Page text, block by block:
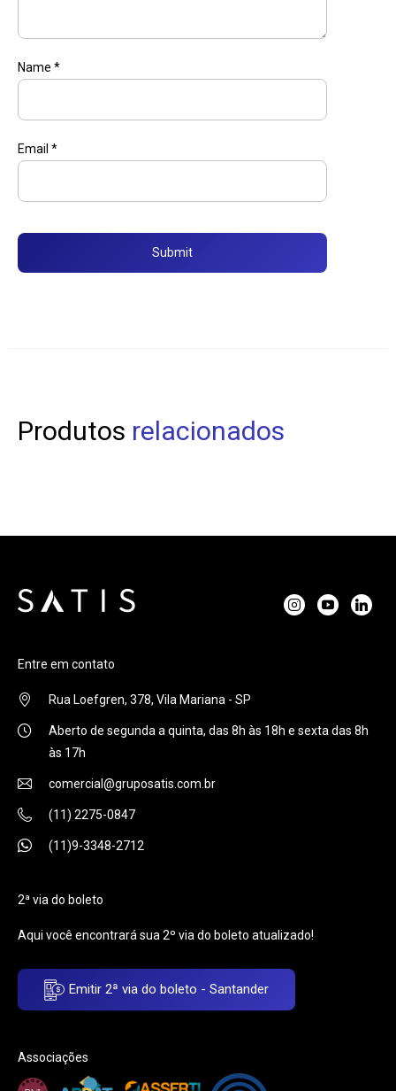
Name *
Email *
Produtos relacionados
Entre em contato
Rua Loefgren, 378, Vila Mariana - SP
Aberto de segunda a quinta, das 8h às 18h e sexta das 8h
às 17h
comercial@gruposatis.com.br
(11) 2275-0847
(11)9-3348-2712
2ª via do boleto
Aqui você encontrará sua 2º via do boleto atualizado!
Emitir 2ª via do boleto - Santander
Associações